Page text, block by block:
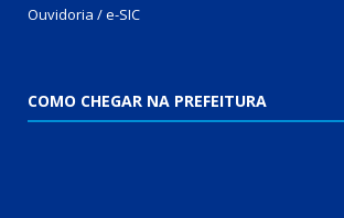
Ouvidoria / e-SIC
COMO CHEGAR NA PREFEITURA